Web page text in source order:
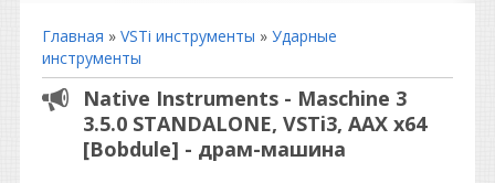
Главная » VSTi инструменты » Ударные
инструменты
Native Instruments - Maschine 3
3.5.0 STANDALONE, VSTi3, AAX x64
[Bobdule] - драм-машина